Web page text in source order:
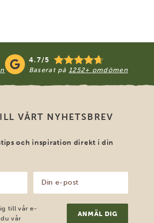
4.7/5
Baserat på 1252+ omdömen
VÅRT NYHETSBREV
och inspiration direkt i din
post
(Obligatoriskt)
till vår e-
vår